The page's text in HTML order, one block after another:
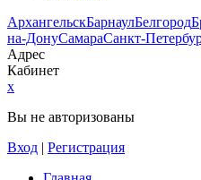
АрхангельскБарнаулБелгород
на-ДонуСамараСанкт-
Адрес
Кабинет
x
Вы не авторизованы
Вход | Регистрация